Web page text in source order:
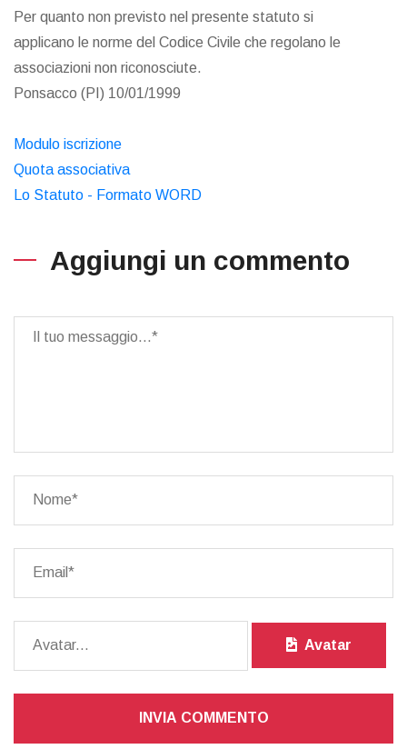
Per quanto non previsto nel presente statuto si
applicano le norme del Codice Civile che regolano le
associazioni non riconosciute.
Ponsacco (PI) 10/01/1999
Modulo iscrizione
Quota associativa
Lo Statuto - Formato WORD
Aggiungi un commento
Avatar
INVIA COMMENTO